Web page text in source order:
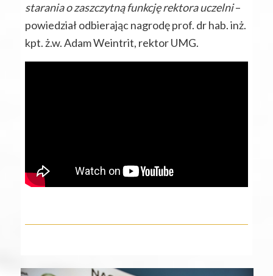
starania o zaszczytną funkcję rektora uczelni–
powiedział odbierając nagrodę prof. dr hab. inż.
kpt. ż.w. Adam Weintrit, rektor UMG.